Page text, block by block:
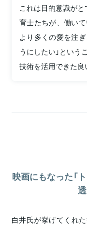
これは目的意識が
育士たちが、働い
より多くの愛を注
うにしたい」という
技術を活用できた良
映画にもなった「
白井氏が挙げてくれ